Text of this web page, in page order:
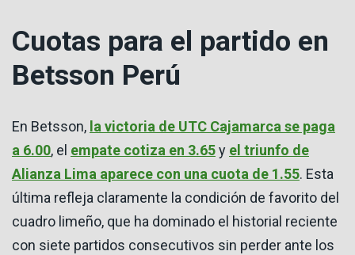
Cuotas para el partido en
Betsson Perú
En Betsson, la victoria de UTC Cajamarca se paga
a 6.00, el empate cotiza en 3.65y el triunfo de
Alianza Lima aparece con una cuota de 1.55. Esta
última refleja claramente la condición de favorito del
cuadro limeño, que ha dominado el historial reciente
con siete partidos consecutivos sin perder ante los